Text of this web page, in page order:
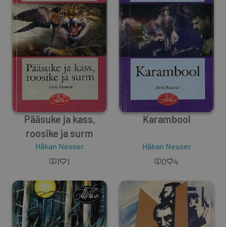
Pääsuke ja kass,
roosike ja surm
Håkan Nesser
1 1
Karambool
Håkan Nesser
0 4